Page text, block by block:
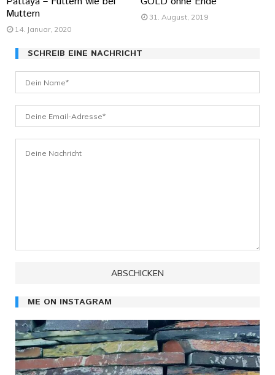
Muttern
14. Januar, 2020
31. August, 2019
SCHREIB EINE NACHRICHT
ME ON INSTAGRAM